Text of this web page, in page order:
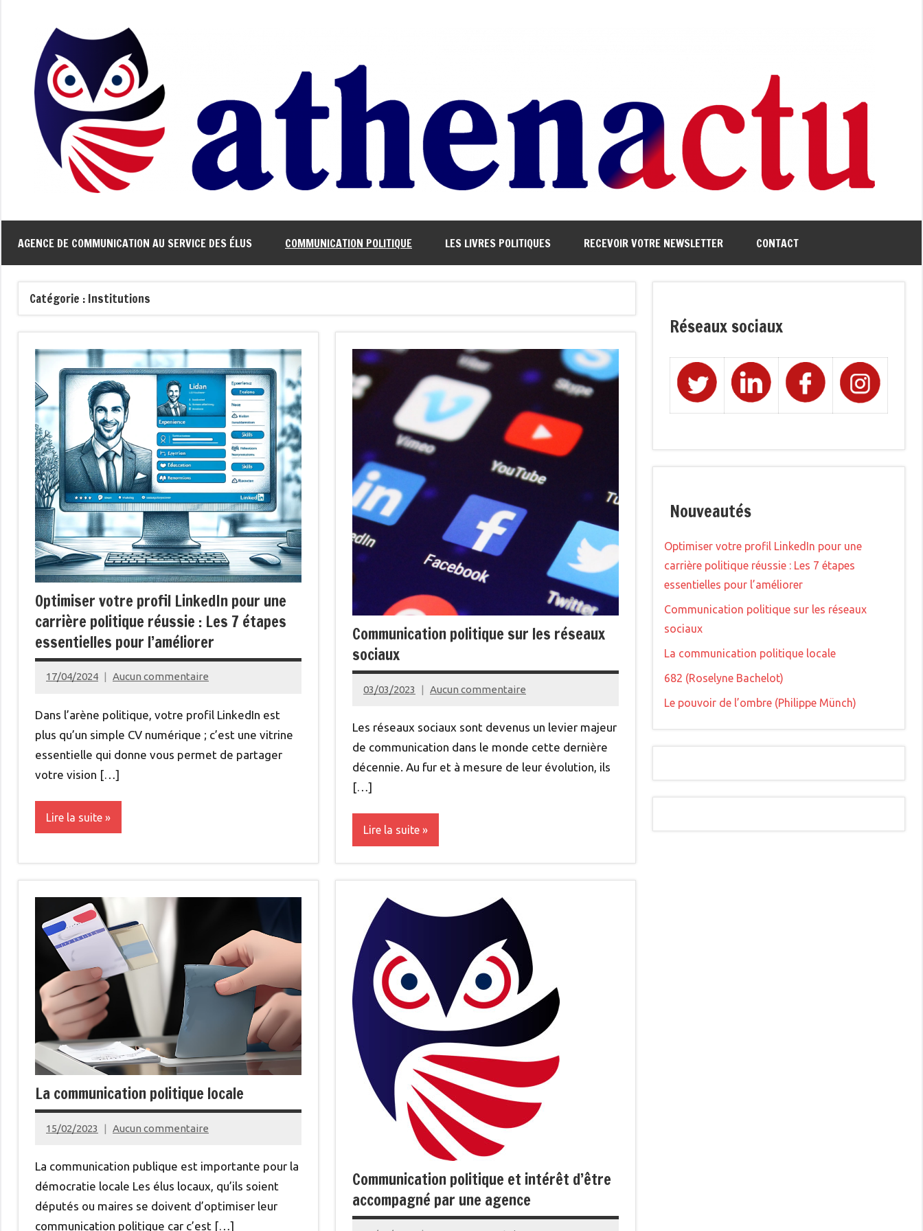
Athenactu
politique
AGENCE DE COMMUNICATION AU SERVICE DES ÉLUS COMMUNICATION POLITIQUE LES LIVRES POLITIQUES RECEVOIR VOTRE NEWSLETTER CONTACT
Catégorie : Institutions
Optimiser votre profil LinkedIn pour une
carrière politique réussie : Les 7 étapes
essentielles pour l’améliorer
17/04/2024
admin
Aucun commentaire
Dans l’arène politique, votre profil LinkedIn est
plus qu’un simple CV numérique ; c’est une vitrine
essentielle qui donne vous permet de partager
votre vision […]
Lire la suite
Institutions
Communication politique sur les réseaux
sociaux
03/03/2023
admin
Aucun commentaire
Les réseaux sociaux sont devenus un levier majeur
de communication dans le monde cette dernière
décennie. Au fur et à mesure de leur évolution, ils
[…]
Lire la suite
La communication politique locale
15/02/2023
admin
Aucun commentaire
La communication publique est importante pour la
démocratie locale Les élus locaux, qu’ils soient
députés ou maires se doivent d’optimiser leur
communication politique car c’est […]
Communication politique et intérêt d’être
accompagné par une agence
Réseaux sociaux
Nouveautés
Optimiser votre profil LinkedIn pour une
carrière politique réussie : Les 7 étapes
essentielles pour l’améliorer
Communication politique sur les réseaux
sociaux
La communication politique locale
682 (Roselyne Bachelot)
Le pouvoir de l’ombre (Philippe Münch)